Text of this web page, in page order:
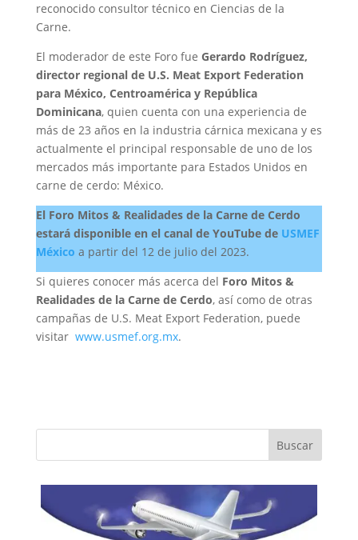
reconocido consultor técnico en Ciencias de la
Carne.
El moderador de este Foro fue Gerardo Rodríguez,
director regional de U.S. Meat Export Federation
para México, Centroamérica y República
Dominicana, quien cuenta con una experiencia de
más de 23 años en la industria cárnica mexicana y es
actualmente el principal responsable de uno de los
mercados más importante para Estados Unidos en
carne de cerdo: México.
El Foro Mitos & Realidades de la Carne de Cerdo
estará disponible en el canal de YouTube de USMEF
México a partir del 12 de julio del 2023.
Si quieres conocer más acerca del Foro Mitos &
Realidades de la Carne de Cerdo, así como de otras
campañas de U.S. Meat Export Federation, puede
visitar www.usmef.org.mx.
Buscar